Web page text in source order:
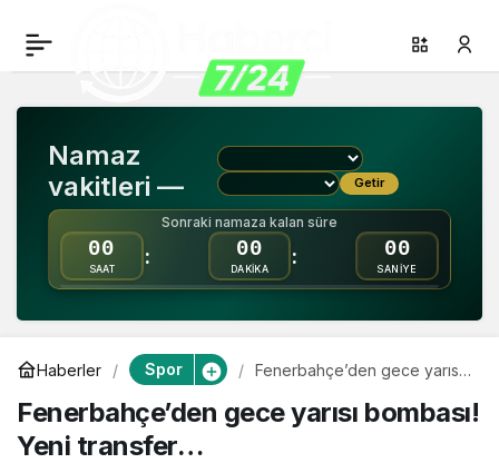
Namaz
vakitleri —
Getir
Sonraki namaza kalan süre
00
SAAT
: 00
DAKİKA
: 00
SANİYE
Haberler Spor
Fenerbahçe’den gece yarısı
Fenerbahçe’den gece yarısı bombası!
Yeni transfer…
Fenerbahçe’den gece
transfer…
Paylaş